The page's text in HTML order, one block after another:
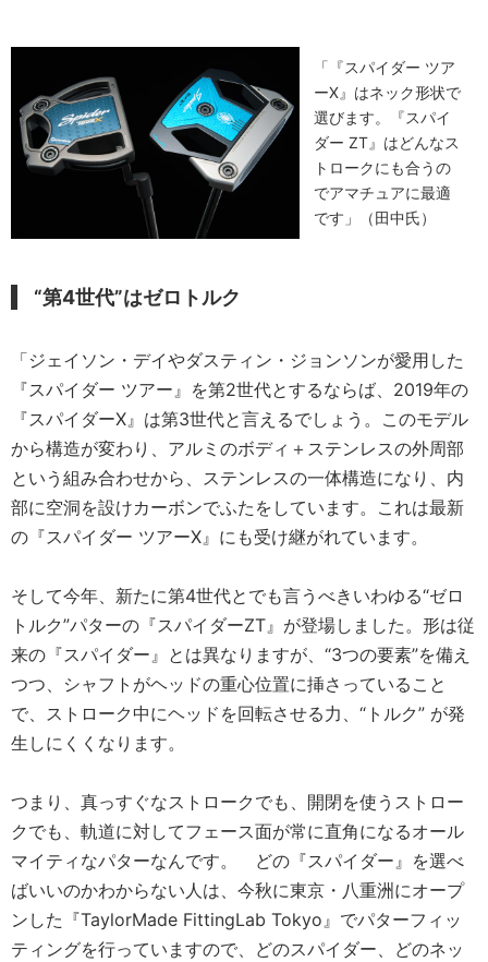
「『スパイダー ツア
ーX』はネック形状で
選びます。『スパイ
ダー ZT』はどんなス
トロークにも合うの
でアマチュアに最適
です」（田中氏）
“第4世代”はゼロトルク
「ジェイソン・デイやダスティン・ジョンソンが愛用した
『スパイダー ツアー』を第2世代とするならば、2019年の
『スパイダーX』は第3世代と言えるでしょう。このモデル
から構造が変わり、アルミのボディ＋ステンレスの外周部
という組み合わせから、ステンレスの一体構造になり、内
部に空洞を設けカーボンでふたをしています。これは最新
の『スパイダー ツアーX』にも受け継がれています。
そして今年、新たに第4世代とでも言うべきいわゆる“ゼロ
トルク”パターの『スパイダーZT』が登場しました。形は従
来の『スパイダー』とは異なりますが、“3つの要素”を備え
つつ、シャフトがヘッドの重心位置に挿さっていること
で、ストローク中にヘッドを回転させる力、“トルク” が発
生しにくくなります。
つまり、真っすぐなストロークでも、開閉を使うストロー
クでも、軌道に対してフェース面が常に直角になるオール
マイティなパターなんです。 どの『スパイダー』を選べ
ばいいのかわからない人は、今秋に東京・八重洲にオープ
ンした『TaylorMade FittingLab Tokyo』でパターフィッ
ティングを行っていますので、どのスパイダー、どのネッ